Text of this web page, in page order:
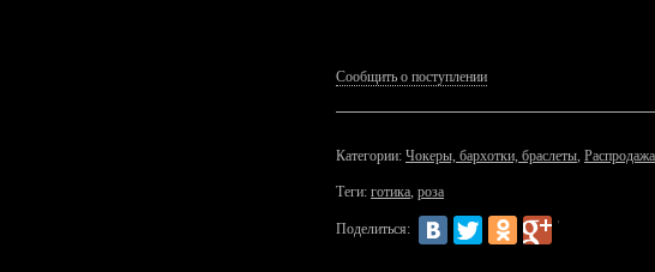
Сообщить о поступлении
Категории: Чокеры, бархотки, браслеты,
Теги: готика, роза
Поделиться: